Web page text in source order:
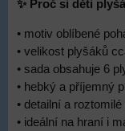
✨ Proč si děti
• motiv oblíbené
• velikost plyšáků
• sada obsahuje 6
• hebký a příjemný
• detailní a
• ideální na hraní i